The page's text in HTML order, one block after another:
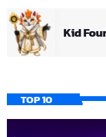
Kid
TOP 10